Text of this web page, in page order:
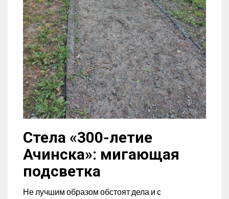
Стела «300-летие
Ачинска»: мигающая
подсветка
Не лучшим образом обстоят дела и с